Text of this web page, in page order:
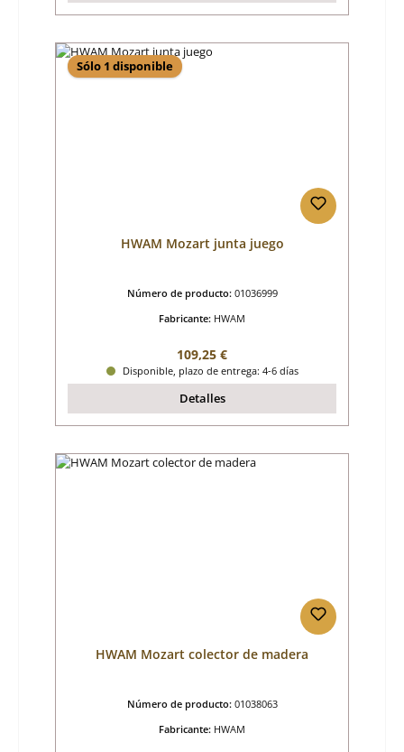
Sólo 1 disponible
HWAM Mozart junta juego
Número de producto: 01036999
Fabricante: HWAM
Precio normal:
109,25 €
Disponible, plazo de entrega: 4-6 días
Detalles
HWAM Mozart colector de madera
Número de producto: 01038063
Fabricante: HWAM